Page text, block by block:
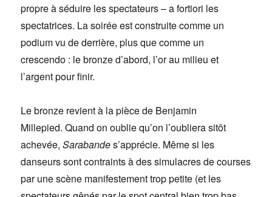
propre à séduire les spectateurs – a fortiori les
spectatrices. La soirée est construite comme un
podium vu de derrière, plus que comme un
crescendo : le bronze d’abord, l’or au milieu et
l’argent pour finir.
Le bronze revient à la pièce de Benjamin
Millepied. Quand on oublie qu’on l’oubliera sitôt
achevée,Sarabandes’apprécie. Même si les
danseurs sont contraints à des simulacres de courses
par une scène manifestement trop petite (et les